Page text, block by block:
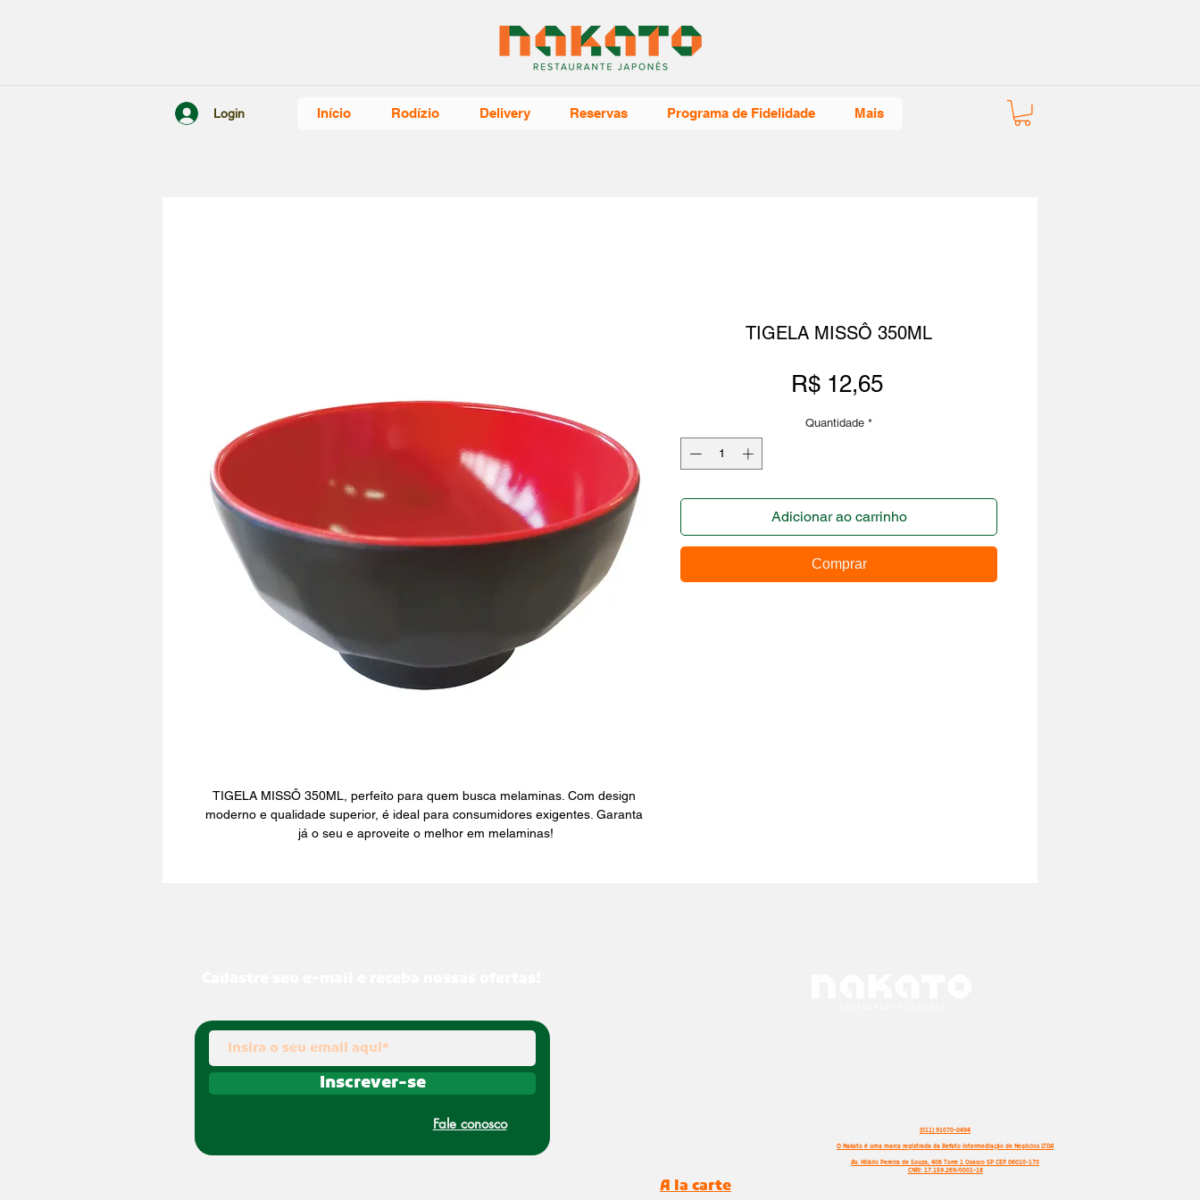
Login Início Rodízio Delivery Reservas Programa de Fidelidade Mais
TIGELA MISSÔ 350ML, perfeito para quem busca melaminas. Com design
moderno e qualidade superior, é ideal para consumidores exigentes. Garanta
já o seu e aproveite o melhor em melaminas!
TIGELA MISSÔ 350ML
R$ 12,65Preço
Quantidade *
Adicionar ao carrinho
Comprar
Inscrever-se
Fale conosco (011) 91070-0494
O Nakato é uma marca registrada da Refato Intermediação de Negócios LTDA
Av. Hilário Pereira de Souza, 406 Torre 1 Osasco SP CEP 06010-170
CNPJ: 17.159.269/0001-18
A la carte